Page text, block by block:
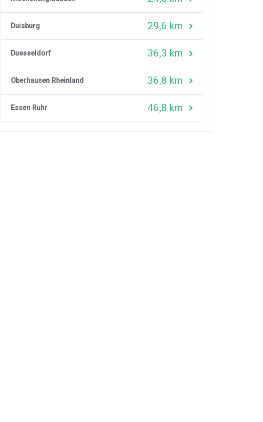
Duisburg 29,6 km
Duesseldorf 36,3 km
Oberhausen Rheinland 36,8 km
Essen Ruhr 46,8 km